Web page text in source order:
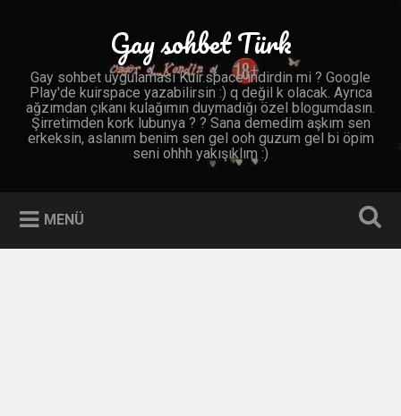
Gay sohbet Türk
Gay sohbet uygulaması Kuir.space indirdin mi ? Google
Play'de kuirspace yazabilirsin :) q değil k olacak. Ayrıca
ağzımdan çıkanı kulağımın duymadığı özel blogumdasın.
Şirretimden kork lubunya ? ? Sana demedim aşkım sen
erkeksin, aslanım benim sen gel ooh guzum gel bi öpim
seni ohhh yakışıklım :)
MENÜ